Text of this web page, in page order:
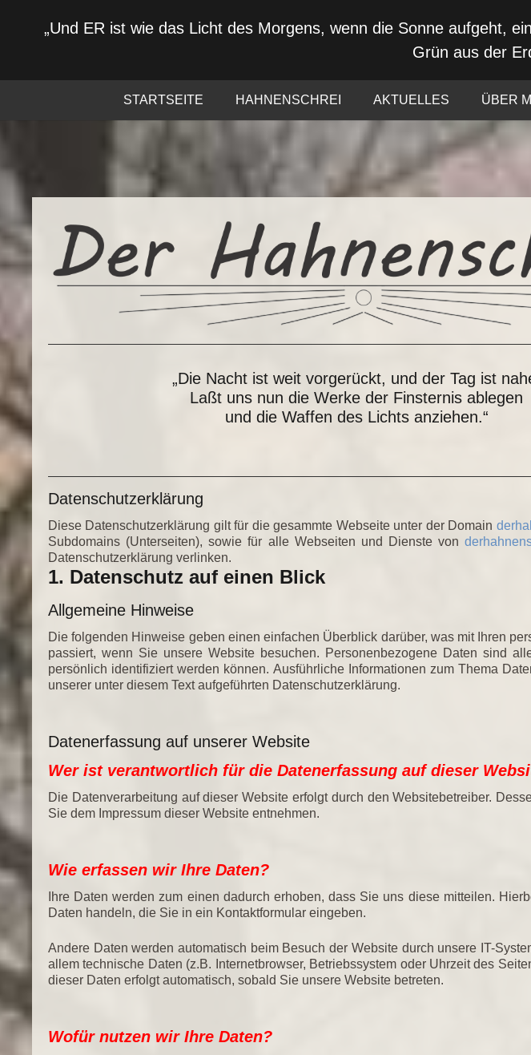
„Und ER ist wie das Licht des Morgens, wenn die Sonne aufgeht,
Grün aus der
STARTSEITE HAHNENSCHREI AKTUELLES ÜBER
„Die Nacht ist weit vorgerückt, und der Tag ist
Laßt uns nun die Werke der Finsternis ablegen
und die Waffen des Lichts anziehen.“
Datenschutzerklärung
Diese Datenschutzerklärung gilt für die gesammte Webseite unter der Domain
Subdomains (Unterseiten), sowie für alle Webseiten und Dienste von
Datenschutzerklärung verlinken.
1. Datenschutz auf einen Blick
Allgemeine Hinweise
Die folgenden Hinweise geben einen einfachen Überblick darüber, was mit Ihren
passiert, wenn Sie unsere Website besuchen. Personenbezogene Daten sind
persönlich identifiziert werden können. Ausführliche Informationen zum Thema
unserer unter diesem Text aufgeführten Datenschutzerklärung.
Datenerfassung auf unserer Website
Wer ist verantwortlich für die Datenerfassung auf dieser
Die Datenverarbeitung auf dieser Website erfolgt durch den Websitebetreiber.
Sie dem Impressum dieser Website entnehmen.
Wie erfassen wir Ihre Daten?
Ihre Daten werden zum einen dadurch erhoben, dass Sie uns diese mitteilen.
Daten handeln, die Sie in ein Kontaktformular eingeben.
Andere Daten werden automatisch beim Besuch der Website durch unsere IT-
allem technische Daten (z.B. Internetbrowser, Betriebssystem oder Uhrzeit des
dieser Daten erfolgt automatisch, sobald Sie unsere Website betreten.
Wofür nutzen wir Ihre Daten?